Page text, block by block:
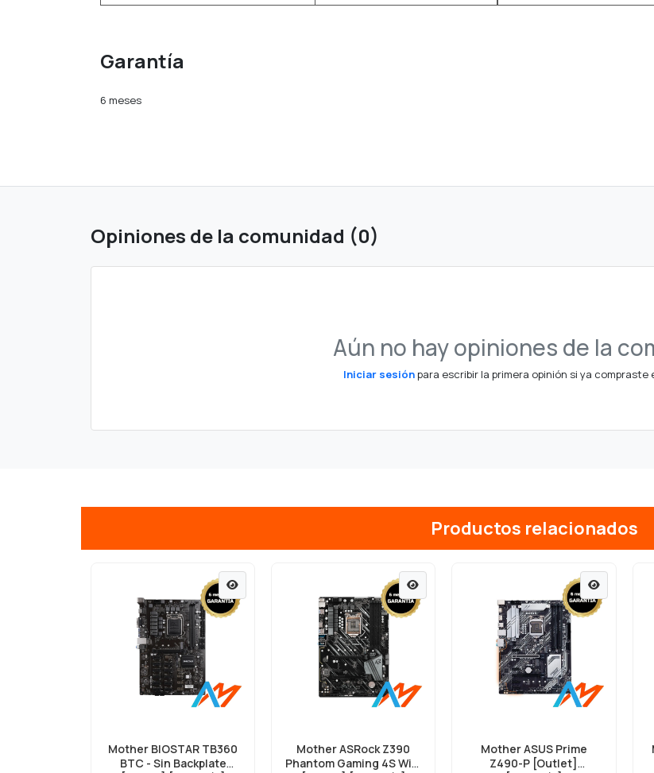
Garantía
6 meses
Opiniones de la comunidad (0)
Aún no hay opiniones de la
Iniciar sesiónpara escribir la primera opinión si ya
Productos relacionados
Mother BIOSTAR TB360
BTC - Sin Backplate
Mother ASRock Z390
Phantom Gaming 4S WiFi
Mother ASUS Prime
Z490-P [Outlet]